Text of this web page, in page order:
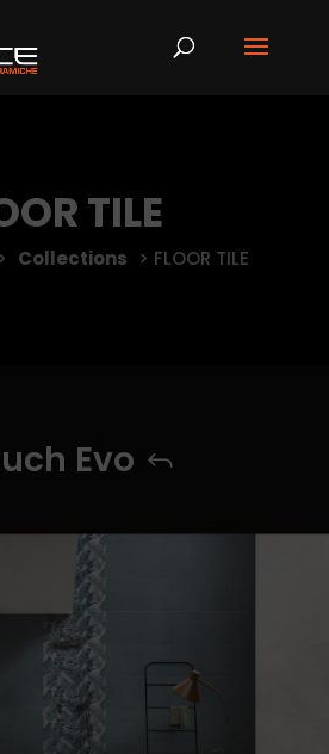
TILE
> Collections > FLOOR TILE
Evo